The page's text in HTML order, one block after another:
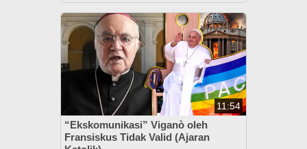
11:54
“Ekskomunikasi” Viganò oleh
Fransiskus Tidak Valid (Ajaran